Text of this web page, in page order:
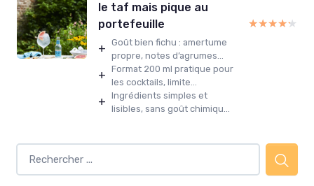
le taf mais pique au
portefeuille
+ Goût bien fichu : amertume
propre, notes d’agrumes...
+ Format 200 ml pratique pour
les cocktails, limite...
+ Ingrédients simples et
lisibles, sans goût chimiqu...
★★★★★
★★★★★